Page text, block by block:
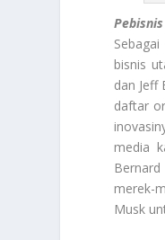
bisnis
dan Jeff
daftar
media
merek-
Musk